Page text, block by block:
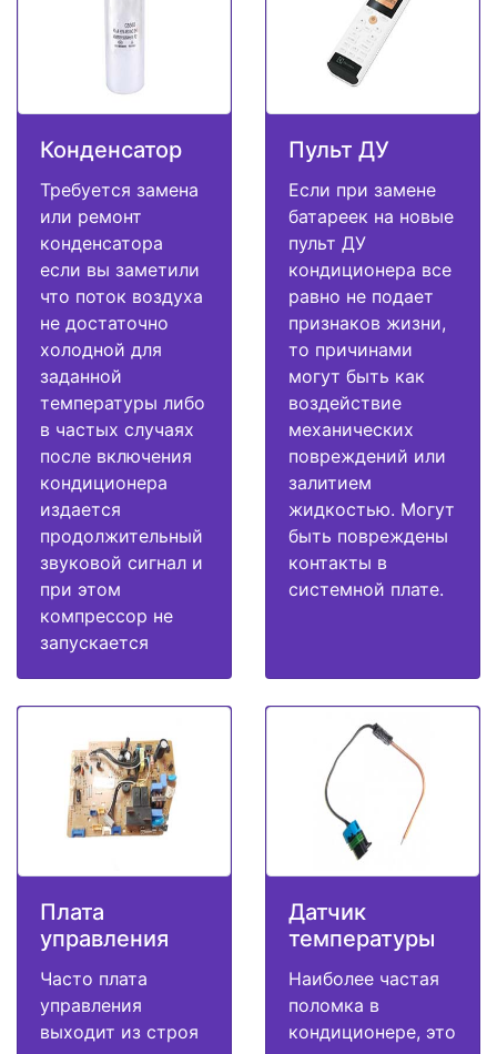
Конденсатор
Требуется замена
или ремонт
конденсатора
если вы заметили
что поток воздуха
не достаточно
холодной для
заданной
температуры либо
в частых случаях
после включения
кондиционера
издается
продолжительный
звуковой сигнал и
при этом
компрессор не
запускается
Пульт ДУ
Если при замене
батареек на новые
пульт ДУ
кондиционера все
равно не подает
признаков жизни,
то причинами
могут быть как
воздействие
механических
повреждений или
залитием
жидкостью. Могут
быть повреждены
контакты в
системной плате.
Плата
управления
Часто плата
управления
выходит из строя
Датчик
температуры
Наиболее частая
поломка в
кондиционере, это